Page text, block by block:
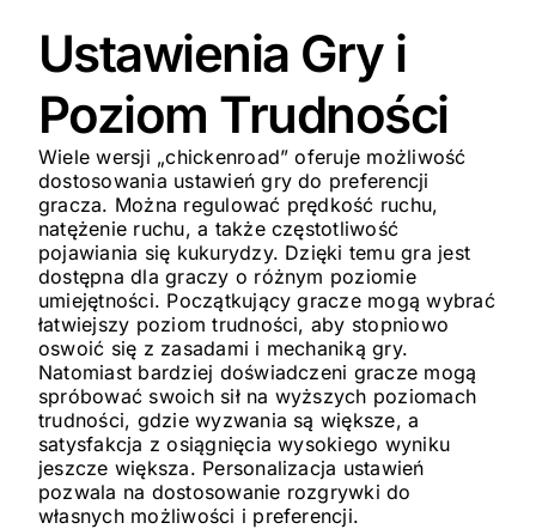
Ustawienia Gry i
Poziom Trudności
Wiele wersji „chickenroad” oferuje możliwość
dostosowania ustawień gry do preferencji
gracza. Można regulować prędkość ruchu,
natężenie ruchu, a także częstotliwość
pojawiania się kukurydzy. Dzięki temu gra jest
dostępna dla graczy o różnym poziomie
umiejętności. Początkujący gracze mogą wybrać
łatwiejszy poziom trudności, aby stopniowo
oswoić się z zasadami i mechaniką gry.
Natomiast bardziej doświadczeni gracze mogą
spróbować swoich sił na wyższych poziomach
trudności, gdzie wyzwania są większe, a
satysfakcja z osiągnięcia wysokiego wyniku
jeszcze większa. Personalizacja ustawień
pozwala na dostosowanie rozgrywki do
własnych możliwości i preferencji.